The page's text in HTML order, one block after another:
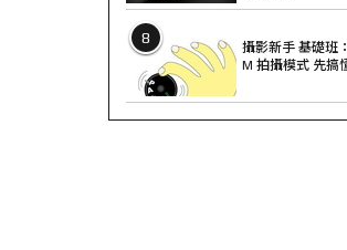
8
攝影新手 基礎班
M 拍攝模式 先搞